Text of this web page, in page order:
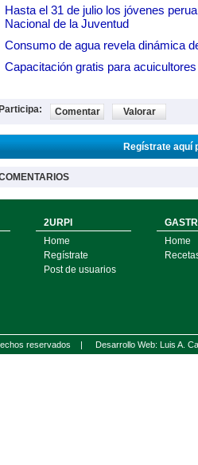
Hasta el 31 de julio los jóvenes
Nacional de la Juventud
Consumo de agua revela dinámica
Capacitación gratis para
Participa: Comentar Valorar
Regístrate aquí
2URPI
Home
Regístrate
Post de usuarios
Home
reservados | Desarrollo Web: Luis